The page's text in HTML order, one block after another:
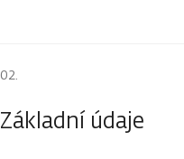
Základní údaje